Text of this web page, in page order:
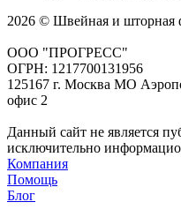
2026 © Швейная и шторная
ООО "ПРОГРЕСС"
ОГРН: 1217700131956
125167 г. Москва МО
офис 2
Данный сайт не является
исключительно
Компания
Помощь
Блог